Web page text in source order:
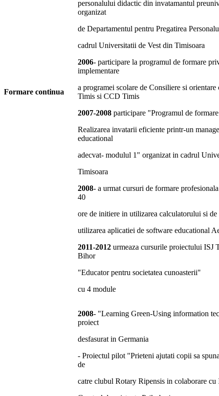
Formare continua
personalului didactic din invatamantul
organizat
de Departamentul pentru Pregatirea
cadrul Universitatii de Vest din Timisoara
2006- participare la programul de formare
implementare
a programei scolare de Consiliere si orientare
Timis si CCD Timis
2007-2008 participare "Programul de
Realizarea invatarii eficiente printr-un
educational
adecvat- modulul 1" organizat in cadrul
Timisoara
2008- a urmat cursuri de formare
40
ore de initiere in utilizarea calculatorului si
utilizarea aplicatiei de software educational
2011-2012 urmeaza cursurile proiectului ISJ
Bihor
"Educator pentru societatea cunoasterii"
cu 4 module
2008- "Learning Green-Using information
proiect
desfasurat in Germania
- Proiectul pilot "Prieteni ajutati copii sa
de
catre clubul Rotary Ripensis in colaborare cu